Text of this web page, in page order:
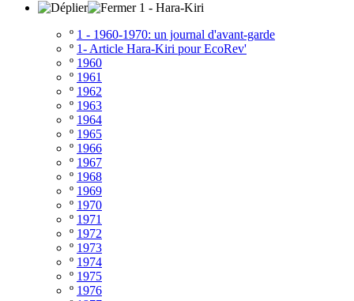
1 - Hara-Kiri
º 1 - 1960-1970: un journal d'avant-garde
º 1- Article Hara-Kiri pour EcoRev'
º 1960
º 1961
º 1962
º 1963
º 1964
º 1965
º 1966
º 1967
º 1968
º 1969
º 1970
º 1971
º 1972
º 1973
º 1974
º 1975
º 1976